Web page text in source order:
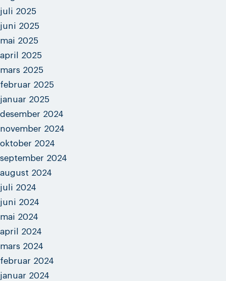
juli 2025
juni 2025
mai 2025
april 2025
mars 2025
februar 2025
januar 2025
desember 2024
november 2024
oktober 2024
september 2024
august 2024
juli 2024
juni 2024
mai 2024
april 2024
mars 2024
februar 2024
januar 2024